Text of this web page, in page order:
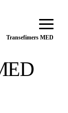
Transefímers MED